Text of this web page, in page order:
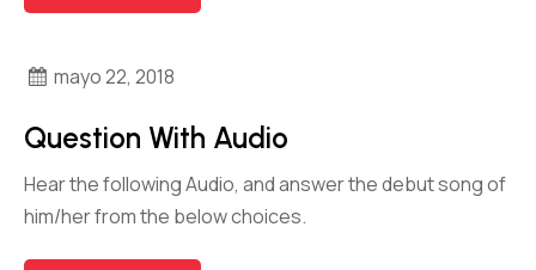
mayo 22, 2018
Question With Audio
Hear the following Audio, and answer the debut song of
him/her from the below choices.